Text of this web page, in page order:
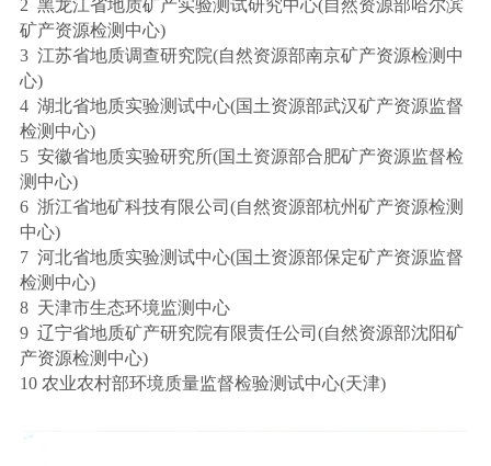
2 黑龙江省地质矿产实验测试研究中心(自然资源部哈尔滨
矿产资源检测中心)
3 江苏省地质调查研究院(自然资源部南京矿产资源检测中
心)
4 湖北省地质实验测试中心(国土资源部武汉矿产资源监督
检测中心)
5 安徽省地质实验研究所(国土资源部合肥矿产资源监督检
测中心)
6 浙江省地矿科技有限公司(自然资源部杭州矿产资源检测
中心)
7 河北省地质实验测试中心(国土资源部保定矿产资源监督
检测中心)
8 天津市生态环境监测中心
9 辽宁省地质矿产研究院有限责任公司(自然资源部沈阳矿
产资源检测中心)
10 农业农村部环境质量监督检验测试中心(天津)